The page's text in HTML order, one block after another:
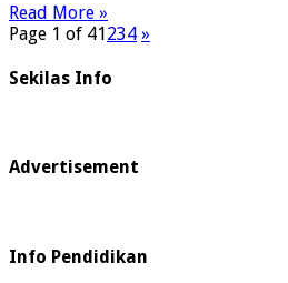
Read More »
Page 1 of 41234 »
Sekilas Info
Advertisement
Info Pendidikan